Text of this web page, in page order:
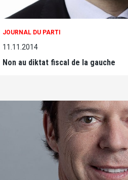
JOURNAL DU PARTI
11.11.2014
Non au diktat fiscal de la gauche